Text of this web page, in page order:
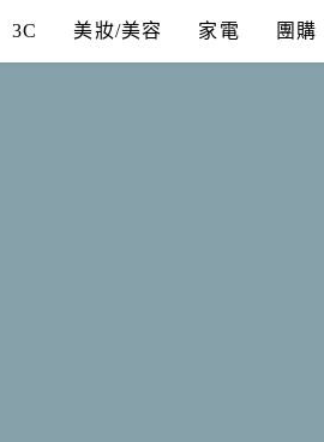
3C 美妝/美容 家電 團購